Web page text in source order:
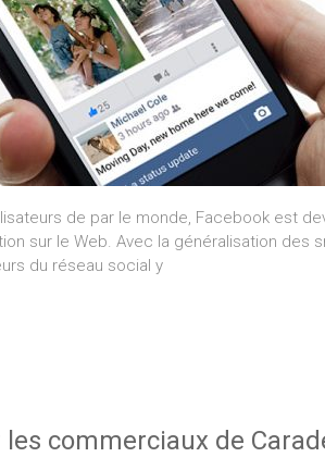
de par le monde, Facebook est
sur le Web. Avec la généralisation des
du réseau social y
commerciaux de